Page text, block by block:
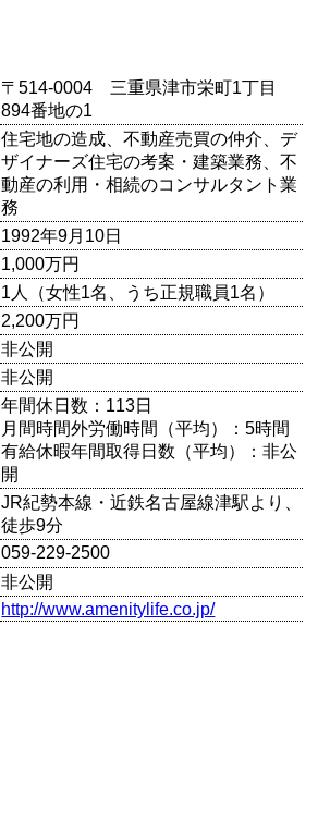
〒514-0004 三重県津市栄町1丁目
894番地の1
住宅地の造成、不動産売買の仲介、デ
ザイナーズ住宅の考案・建築業務、不
動産の利用・相続のコンサルタント業
務
1992年9月10日
1,000万円
1人（女性1名、うち正規職員1名）
2,200万円
非公開
非公開
年間休日数：113日
月間時間外労働時間（平均）：5時間
有給休暇年間取得日数（平均）：非公
開
JR紀勢本線・近鉄名古屋線津駅より、
徒歩9分
059-229-2500
非公開
http://www.amenitylife.co.jp/